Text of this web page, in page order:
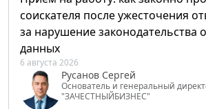
соискателя после ужесточения
за нарушение законодательства
данных
6 августа 2026
Русанов Сергей
Основатель и генеральный
"ЗАЧЕСТНЫЙБИЗНЕС"